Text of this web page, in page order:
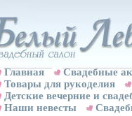
Главная
Свадебные
Товары для рукоделия
Детские вечерние и
Наши невесты